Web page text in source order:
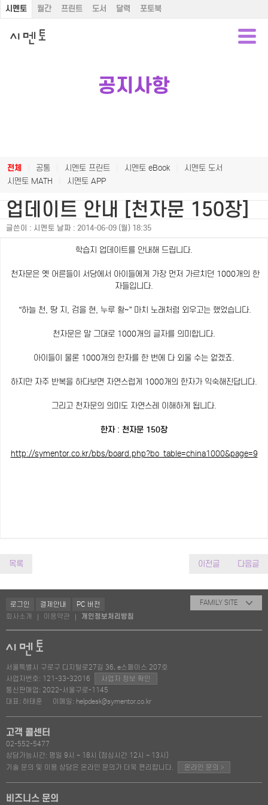
시멘토 월간 프린트 도서 달력 포토북
공지사항
전체 공통 시멘토 프린트 시멘토 eBook
시멘토 도서
시멘토 MATH
시멘토 APP
업데이트 안내 [천자문 150장]
글쓴이 : 시멘토 날짜 : 2014-06-09 (월) 18:35
학습지 업데이트를 안내해 드립니다.
천자문은 옛 어른들이 서당에서 아이들에게 가장 먼저 가르치던 1000개의 한
자들입니다.
“하늘 천, 땅 지, 검을 현, 누루 황~” 마치 노래처럼 외우고는 했었습니다.
천자문은 말 그대로 1000개의 글자를 의미합니다.
아이들이 물론 1000개의 한자를 한 번에 다 외울 수는 없겠죠.
하지만 자주 반복을 하다보면 자연스럽게 1000개의 한자가 익숙해진답니다.
그리고 천자문의 의미도 자연스레 이해하게 됩니다.
한자 : 천자문 150장
http://symentor.co.kr/bbs/board.php?bo_table=china1000&page=9
목록 이전글 다음글
로그인 결제안내
PC 버전
회사소개
이용약관 개인정보처리방침
FAMILY SITE
서울특별시 구로구 디지털로27길 36, e스페이스 207호
사업자번호: 121-33-32016
사업자 정보 확인
통신판매업: 2022-서울구로-1145
대표: 하태훈
이메일: helpdesk@symentor.co.kr
고객 콜센터
02-552-5477
상담가능시간: 평일 9시 ~ 18시 (점심시간 12시 ~ 13시)
기술 문의 및 이용 상담은 온라인 문의가 더욱 편리합니다.
온라인 문의 >
비즈니스 문의